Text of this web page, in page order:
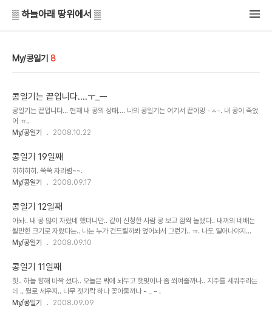
▒ 하늘아래 땅위에서 ▒
My/콩일기 8
콩일기는 끝입니다....ㅜ_ㅡ
콩일기는 끝입니다... 현재 내 콩의 상태.... 나의 콩일기는 여기서 끝이밍 -ㅅ-. 내 콩이 죽었
어 ㅠ..
My/콩일기
2008.10.22
콩일기 19일째
히히히히. 쑥쑥 자라렴~~.
My/콩일기
2008.09.17
콩일기 12일째
아놔.. 내 콩 많이 자랐네 했더니만.. 같이 신청한 사람 콩 보고 깜짝 놀랬다.. 내꺼의 네배는
될만한 크기로 자랐다는.. 나는 누가 건드릴까봐 덮어놔서 그런가.. ㅠ. 나도 열어나야지...
My/콩일기
2008.09.10
콩일기 11일째
힛.. 하늘 향해 바짝 섰다.. 오늘은 밖에 놔두고 햇빛이나 좀 쐬여줄까나.. 지주를 세워주라는
데 .. 뭘로 세우지.. 나무 젓가락 하나 꽂아둘까나 - _ - .
My/콩일기
2008.09.09